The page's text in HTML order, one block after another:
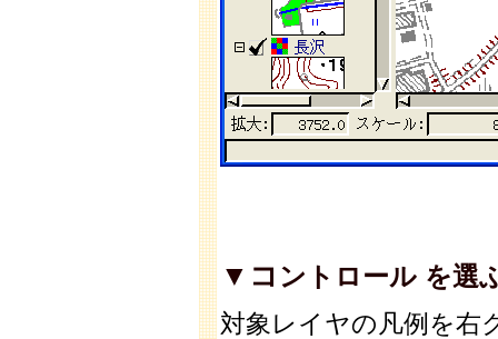
▼コ ントロール を選
対象レイヤの凡例を右